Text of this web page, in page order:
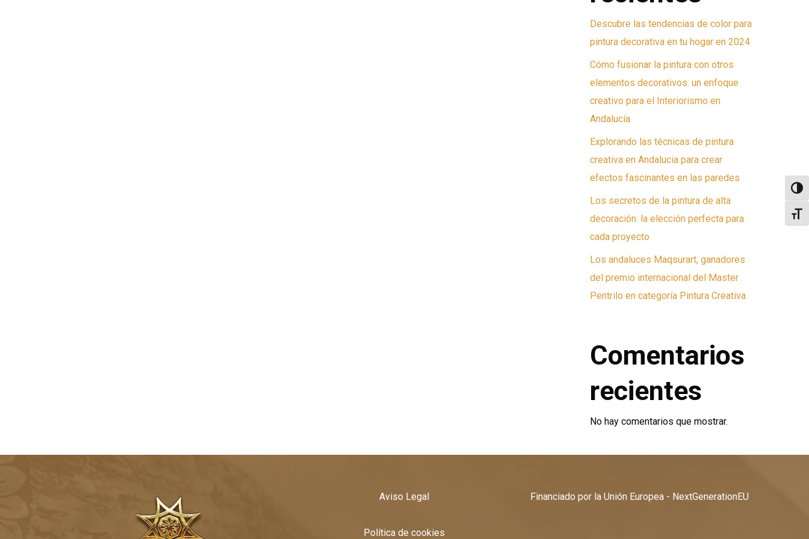
Descubre las tendencias de color para
pintura decorativa en tu hogar en 2024
Cómo fusionar la pintura con otros
elementos decorativos: un enfoque
creativo para el Interiorismo en
Andalucía
Explorando las técnicas de pintura
creativa en Andalucia para crear
efectos fascinantes en las paredes
Los secretos de la pintura de alta
decoración: la elección perfecta para
cada proyecto
Los andaluces Maqsurart, ganadores
del premio internacional del Master
Pentrilo en categoría Pintura Creativa
Comentarios
recientes
No hay comentarios que mostrar.
Aviso Legal
Política de cookies
Financiado por la Unión Europea - NextGenerationEU